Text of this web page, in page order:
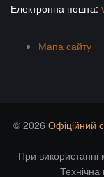
Електронна пошта:
Мапа сайту
© 2026 Офіційний
При використанні
Технічна